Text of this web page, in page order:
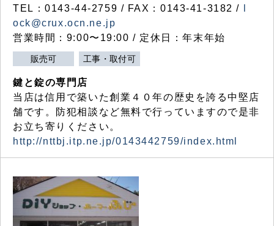
TEL：0143-44-2759 / FAX：0143-41-3182 /
ock@crux.ocn.ne.jp
営業時間：9:00〜19:00 / 定休日：年末年始
販売可 工事・取付可
鍵と錠の専門店
当店は信用で築いた創業４０年の歴史を誇る中堅店
舗です。防犯相談など無料で行っていますので是非
お立ち寄りください。
http://nttbj.itp.ne.jp/0143442759/index.html